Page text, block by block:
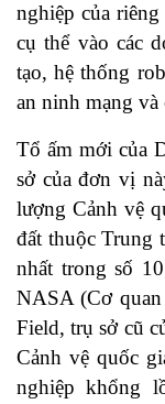
nghiệp của
cụ thể vào các
tạo, hệ thống
an ninh mạng và
Tổ ấm mới của
sở của đơn vị
lượng Cảnh vệ
đất thuộc Trung
nhất trong số
NASA (Cơ
Field, trụ sở cũ
Cảnh vệ quốc
nghiệp khổng